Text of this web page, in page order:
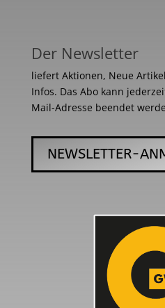
Der Newsletter
liefert Aktionen, Neue
Infos. Das Abo kann
Mail-Adresse beendet
NEWSLETTER-